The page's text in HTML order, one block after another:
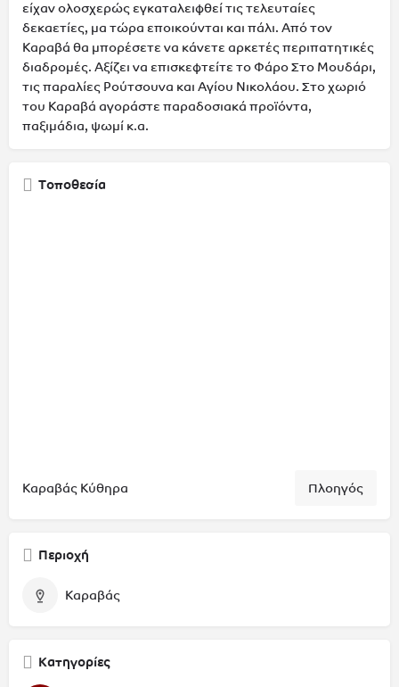
είχαν ολοσχερώς εγκαταλειφθεί τις τελευταίες
δεκαετίες, μα τώρα εποικούνται και πάλι. Από τον
Καραβά θα μπορέσετε να κάνετε αρκετές περιπατητικές
διαδρομές. Αξίζει να επισκεφτείτε το Φάρο Στο Μουδάρι,
τις παραλίες Ρούτσουνα και Αγίου Νικολάου. Στο χωριό
του Καραβά αγοράστε παραδοσιακά προϊόντα,
παξιμάδια, ψωμί κ.α.
Τοποθεσία
Καραβάς Κύθηρα Πλοηγός
Περιοχή
Καραβάς
Κατηγορίες